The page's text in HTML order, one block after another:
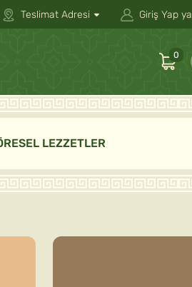
Teslimat Adresi Giriş Yap
0
LEZZETLER